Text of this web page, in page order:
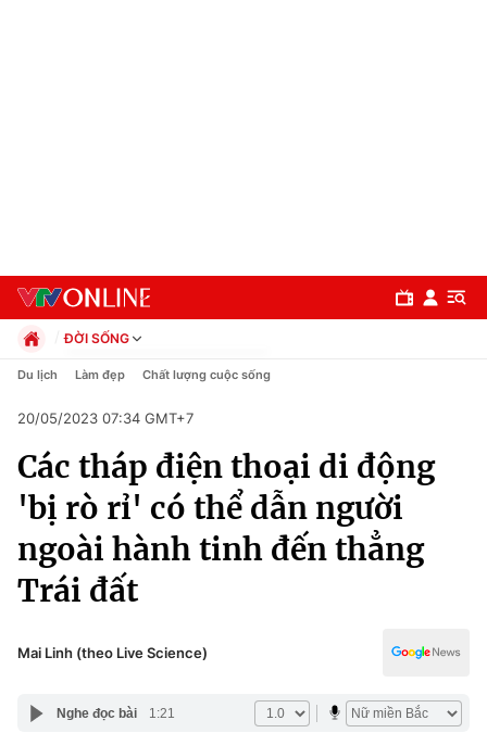
Chuyên mục
Chính trị
Xã hội
ĐỜI SỐNG
Chính trị
Pháp luật
Kinh tế
Thể thao
Truyền hình
Văn hóa - Giải trí
Đời sống
Giáo dục
Du lịch Làm đẹp Chất lượng cuộc sống
20/05/2023 07:34 GMT+7
Các tháp điện thoại di động
'bị rò rỉ' có thể dẫn người
ngoài hành tinh đến thẳng
Trái đất
Mai Linh (theo Live Science)
Nghe đọc bài 1:21